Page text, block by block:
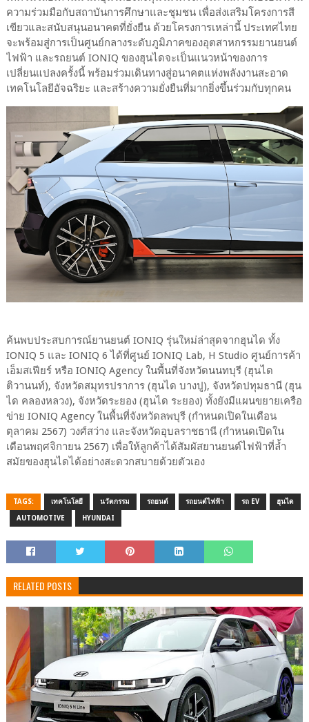
ความร่วมมือกับสถาบันการศึกษาและชุมชน เพื่อส่งเสริมโครงการสี
เขียวและสนับสนุนอนาคตที่ยั่งยืน ด้วยโครงการเหล่านี้ ประเทศไทย
จะพร้อมสู่การเป็นศูนย์กลางระดับภูมิภาคของอุตสาหกรรมยานยนต์
ไฟฟ้า และรถยนต์ IONIQ ของฮุนไดจะเป็นแนวหน้าของการ
เปลี่ยนแปลงครั้งนี้ พร้อมร่วมเดินทางสู่อนาคตแห่งพลังงานสะอาด
เทคโนโลยีอัจฉริยะ และสร้างความยั่งยืนที่มากยิ่งขึ้นร่วมกับทุกคน
ค้นพบประสบการณ์ยานยนต์ IONIQ รุ่นใหม่ล่าสุดจากฮุนได ทั้ง
IONIQ 5 และ IONIQ 6 ได้ที่ศูนย์ IONIQ Lab, H Studio ศูนย์การค้า
เอ็มสเฟียร์ หรือ IONIQ Agency ในพื้นที่จังหวัดนนทบุรี (ฮุนได
ติวานนท์), จังหวัดสมุทรปราการ (ฮุนได บางปู), จังหวัดปทุมธานี (ฮุน
ได คลองหลวง), จังหวัดระยอง (ฮุนได ระยอง) ทั้งยังมีแผนขยายเครือ
ข่าย IONIQ Agency ในพื้นที่จังหวัดลพบุรี (กำหนดเปิดในเดือน
ตุลาคม 2567) วงศ์สว่าง และจังหวัดอุบลราชธานี (กำหนดเปิดใน
เดือนพฤศจิกายน 2567) เพื่อให้ลูกค้าได้สัมผัสยานยนต์ไฟฟ้าที่ล้ำ
สมัยของฮุนไดได้อย่างสะดวกสบายด้วยตัวเอง
TAGS: เทคโนโลยี นวัตกรรม รถยนต์ รถยนต์ไฟฟ้า รถ EV ฮุนได
AUTOMOTIVE HYUNDAI
RELATED POSTS